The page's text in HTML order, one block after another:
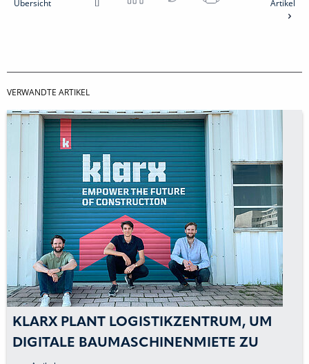
Übersicht
Artikel
VERWANDTE ARTIKEL
KLARX PLANT LOGISTIKZENTRUM, UM
DIGITALE BAUMASCHINENMIETE ZU